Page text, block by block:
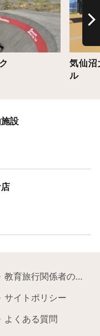
気仙沼
ル
設
教育旅行関係者の皆様へ
サイトポリシー
よくある質問